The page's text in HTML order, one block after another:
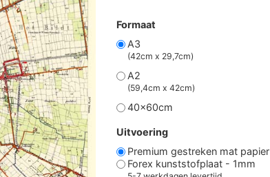
Formaat
A3
(42cm x 29,7cm)
A2
(59,4cm x 42cm)
40x60cm
Uitvoering
Premium gestreken mat papier
Forex kunststofplaat - 1mm